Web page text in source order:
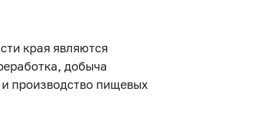
края являются
добыча
производство пищевых